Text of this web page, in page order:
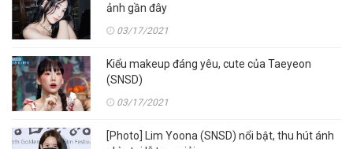
ảnh gần đây
03/17/2021
Kiểu makeup đáng yêu, cute của Taeyeon
(SNSD)
03/17/2021
[Photo] Lim Yoona (SNSD) nổi bật, thu hút ánh